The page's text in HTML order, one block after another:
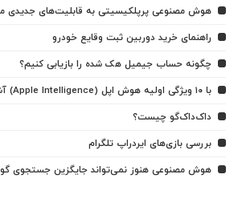
هوش مصنوعی پرپلکیسیتی به قابلیت‌های جدیدی
راهنمای خرید دوربین ثبت وقایع خودرو
چگونه حساب جیمیل هک شده را بازیابی کنیم؟
با ۱۰ ویژگی اولیه هوش اپل (Apple Intelligence) آشنا شوید
داک‌داک‌گو چیست؟
بررسی بازی‌های ایردراپ تلگرام
هوش مصنوعی هنوز نمی‌تواند جایگزین جستجوی